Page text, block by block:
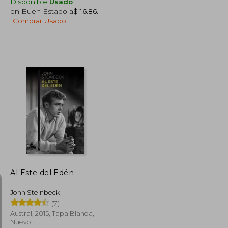
$ 24.66
en Buen Estado a$ 16.86
Comprar Usado
Al Este del Edén
John Steinbeck
(7)
Austral, 2015, Tapa Blanda,
Nuevo